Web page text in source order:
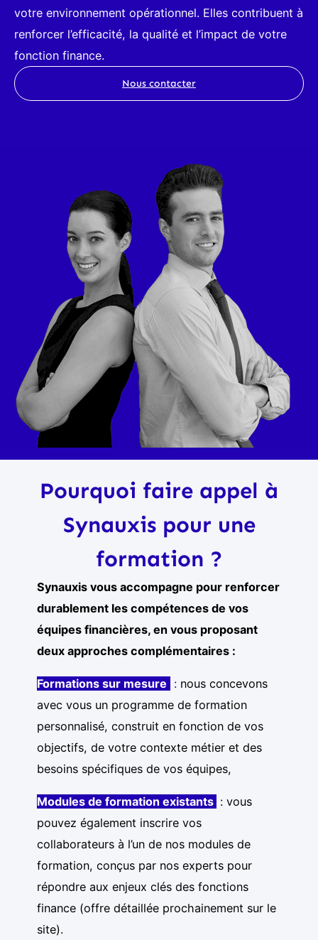
votre environnement opérationnel. Elles contribuent à
renforcer l’efficacité, la qualité et l’impact de votre
fonction finance.
Nous contacter
Pourquoi faire appel à
Synauxis pour une
formation ?
Synauxis vous accompagne pour renforcer
durablement les compétences de vos
équipes financières, en vous proposant
deux approches complémentaires :
Formations sur mesure : nous concevons
avec vous un programme de formation
personnalisé, construit en fonction de vos
objectifs, de votre contexte métier et des
besoins spécifiques de vos équipes,
Modules de formation existants : vous
pouvez également inscrire vos
collaborateurs à l’un de nos modules de
formation, conçus par nos experts pour
répondre aux enjeux clés des fonctions
finance (offre détaillée prochainement sur le
site).